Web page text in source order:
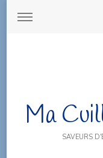
Ma
SAVEURS